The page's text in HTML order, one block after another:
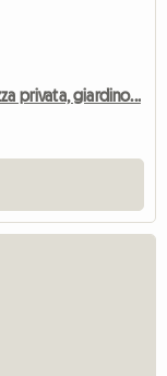
privata, giardino...